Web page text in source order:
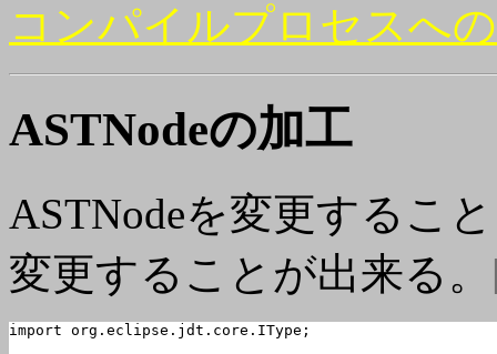
コンパイルプロセスへ
ASTNodeの加工
ASTNodeを変更するこ
変更することが出来る。
import org.eclipse.jdt.core.IType;